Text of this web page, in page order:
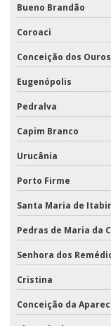
Bueno Brandão
Coroaci
Conceição dos Ouros
Eugenópolis
Pedralva
Capim Branco
Urucânia
Porto Firme
Santa Maria de
Pedras de Maria da
Senhora dos
Cristina
Conceição da